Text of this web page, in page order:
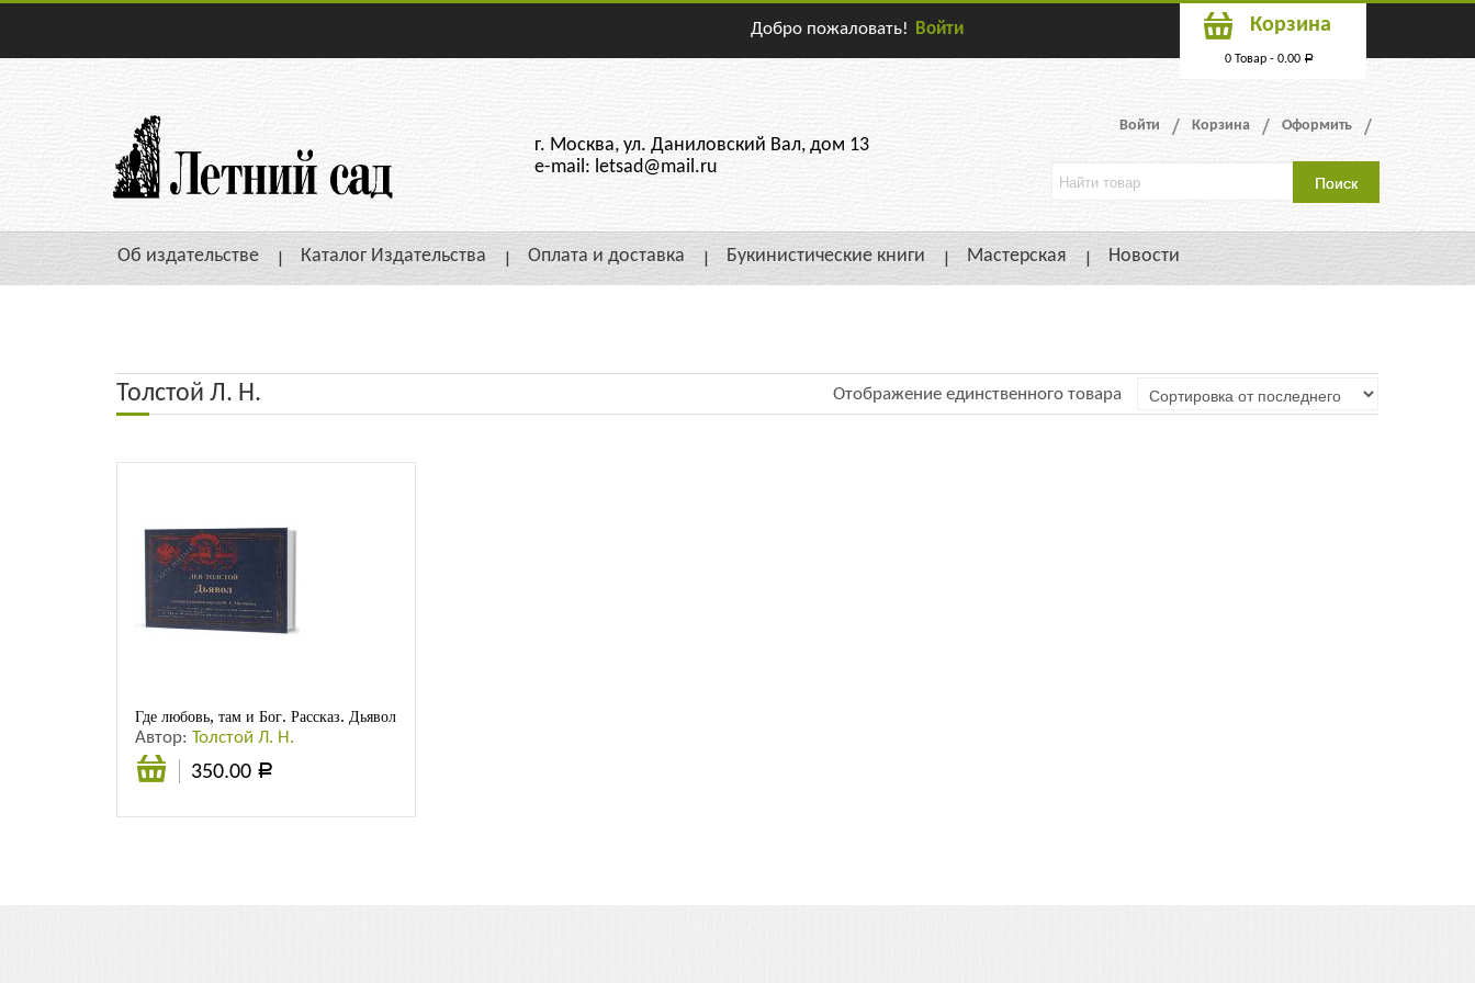
Добро пожаловать! Войти Корзина
0 Товар - 0.00 Р
г. Москва, ул. Даниловский Вал, дом 13
e-mail: letsad@mail.ru
Войти Корзина Оформить
Об издательстве Каталог Издательства Оплата и доставка Букинистические книги Мастерская Новости
Толстой Л. Н. Отображение единственного товара
Где любовь, там и Бог. Рассказ. Дьявол. Повесть
Автор: Толстой Л. Н.
350.00 Р